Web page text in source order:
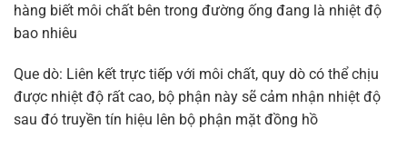
hàng biết môi chất bên trong đường ống đang là nhiệt độ
bao nhiêu
Que dò: Liên kết trực tiếp với môi chất, quy dò có thể chịu
được nhiệt độ rất cao, bộ phận này sẽ cảm nhận nhiệt độ
sau đó truyền tín hiệu lên bộ phận mặt đồng hồ